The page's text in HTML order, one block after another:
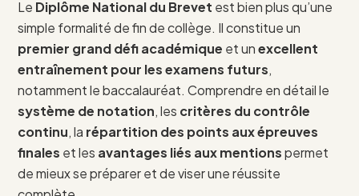
Le Diplôme National du Brevet est bien plus qu’une
simple formalité de fin de collège. Il constitue un
premier grand défi académique et unexcellent
entraînement pour les examens futurs,
notamment le baccalauréat. Comprendre en détail le
système de notation, les critères du contrôle
continu, la répartition des points aux épreuves
finales et les avantages liés aux mentionspermet
de mieux se préparer et de viser une réussite